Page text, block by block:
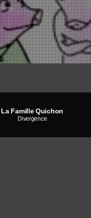
La Famille Quichon
Divergence